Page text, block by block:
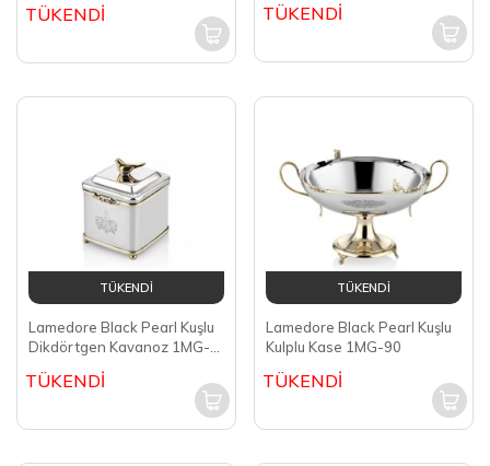
TÜKENDİ TÜKENDİ
TÜKENDİ
Lamedore Black Pearl Kuşlu
Dikdörtgen Kavanoz 1MG-
TÜKENDİ
TÜKENDİ
Lamedore Black Pearl Kuşlu
Kulplu Kase 1MG-90
TÜKENDİ